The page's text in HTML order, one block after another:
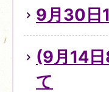
9月30日
(9月14
て